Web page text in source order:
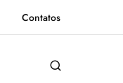
Contatos